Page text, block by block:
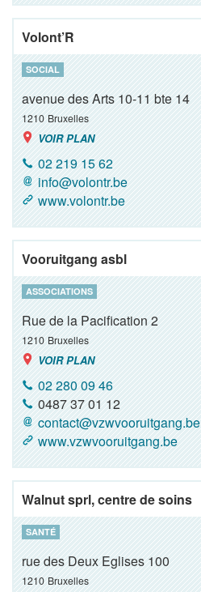
Volont’R
SOCIAL
avenue des Arts 10-11 bte 14
1210 Bruxelles
VOIR PLAN
02 219 15 62
info@volontr.be
www.volontr.be
Vooruitgang asbl
ASSOCIATIONS
Rue de la Pacification 2
1210 Bruxelles
VOIR PLAN
02 280 09 46
0487 37 01 12
contact@vzwvooruitgang.be
www.vzwvooruitgang.be
Walnut sprl, centre de soins
SANTÉ
rue des Deux Eglises 100
1210 Bruxelles